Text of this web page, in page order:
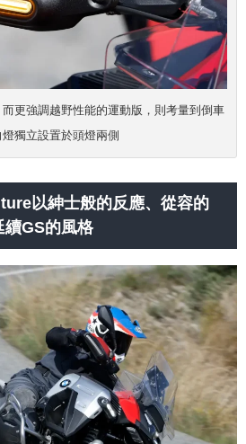
更強調越野性能的運動版，則考量到倒車
獨立設置於頭燈兩側
以紳士般的反應、從容的
續GS的風格